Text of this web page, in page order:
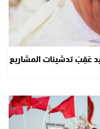
عَقِبَ تدشينات المشاريع